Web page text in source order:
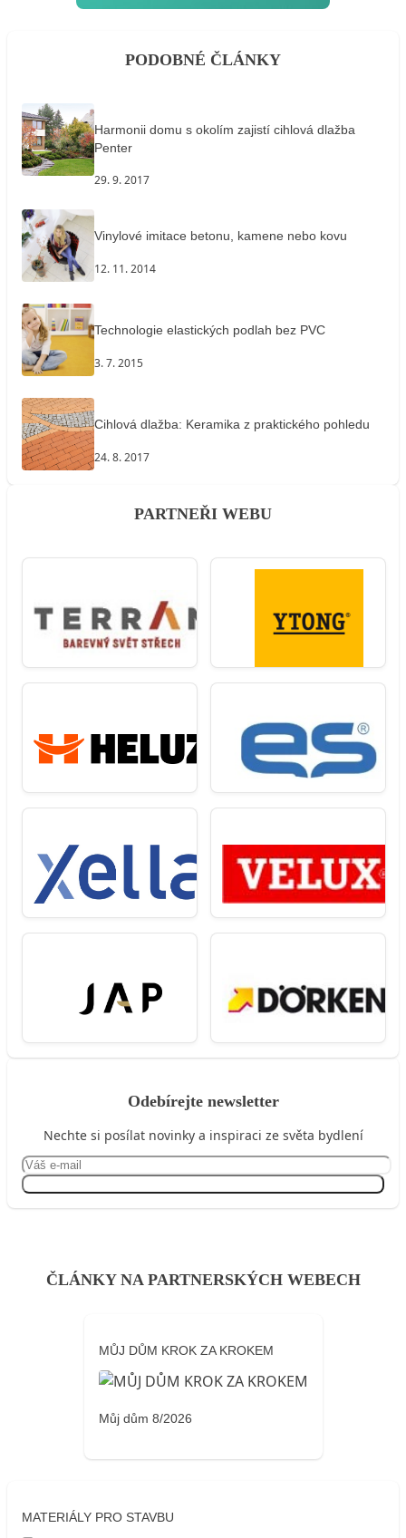
PODOBNÉ ČLÁNKY
Harmonii domu s okolím zajistí cihlová dlažba
Penter
29. 9. 2017
Vinylové imitace betonu, kamene nebo kovu
12. 11. 2014
Technologie elastických podlah bez PVC
3. 7. 2015
Cihlová dlažba: Keramika z praktického pohledu
24. 8. 2017
PARTNEŘI WEBU
Odebírejte newsletter
Nechte si posílat novinky a inspiraci ze světa bydlení
ČLÁNKY NA PARTNERSKÝCH WEBECH
MŮJ DŮM KROK ZA KROKEM
Můj dům 8/2026
MATERIÁLY PRO STAVBU